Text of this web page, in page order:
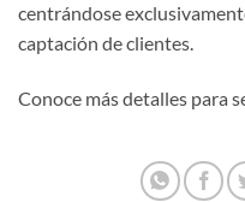
centrándose
captación de clientes.
Conoce más detalles para